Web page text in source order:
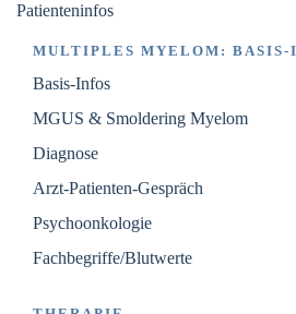
Patienteninfos
MULTIPLES MYELOM: BASIS-
Basis-Infos
MGUS & Smoldering Myelom
Diagnose
Arzt-Patienten-Gespräch
Psychoonkologie
Fachbegriffe/Blutwerte